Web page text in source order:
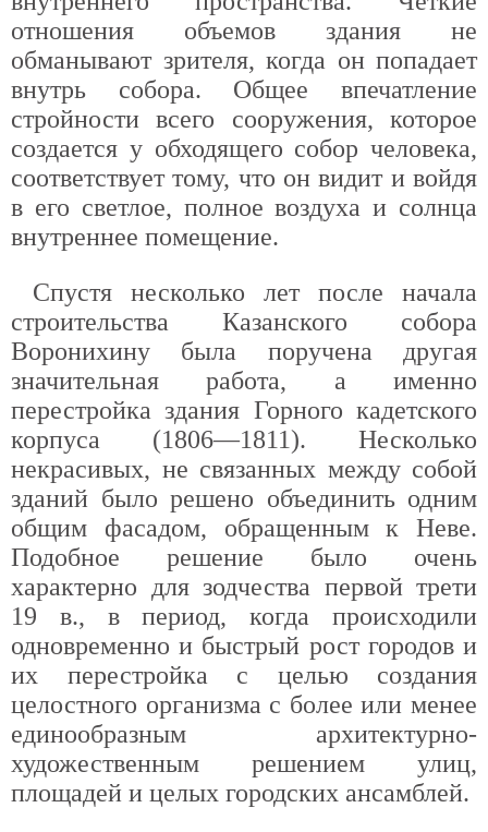
отношения объемов здания не
обманывают зрителя, когда он попадает
внутрь собора. Общее впечатление
стройности всего сооружения, которое
создается у обходящего собор человека,
соответствует тому, что он видит и войдя
в его светлое, полное воздуха и солнца
внутреннее помещение.
Спустя несколько лет после начала
строительства Казанского собора
Воронихину была поручена другая
значительная работа, а именно
перестройка здания Горного кадетского
корпуса (1806—1811). Несколько
некрасивых, не связанных между собой
зданий было решено объединить одним
общим фасадом, обращенным к Неве.
Подобное решение было очень
характерно для зодчества первой трети
19 в., в период, когда происходили
одновременно и быстрый рост городов и
их перестройка с целью создания
целостного организма с более или менее
единообразным архитектурно-
художественным решением улиц,
площадей и целых городских ансамблей.